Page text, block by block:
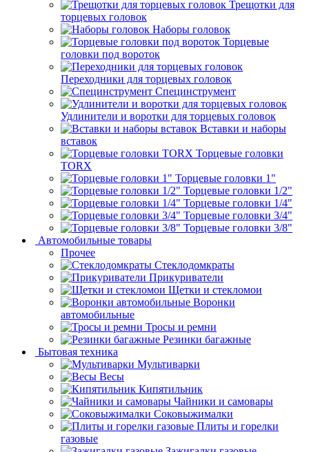
Трещотки для
торцевых головок
Наборы головок
Торцевые
головки под вороток
Переходники для торцевых головок
Специнструмент
Удлинители и воротки для торцевых головок
Вставки и наборы
вставок
Торцевые головки
TORX
Торцевые головки 1"
Торцевые головки 1/2"
Торцевые головки 1/4"
Торцевые головки 3/4"
Торцевые головки 3/8"
Автомобильные товары
Прочее
Стеклодомкраты
Прикуриватели
Щетки и стекломои
Воронки
автомобильные
Тросы и ремни
Резинки багажные
Бытовая техника
Мультиварки
Весы
Кипятильник
Чайники и самовары
Соковыжималки
Плиты и горелки
газовые